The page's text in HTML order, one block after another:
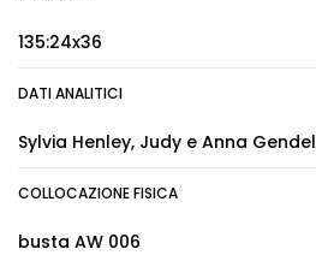
135:24x36
DATI ANALITICI
Sylvia Henley, Judy e Anna Gendel
COLLOCAZIONE FISICA
busta AW 006